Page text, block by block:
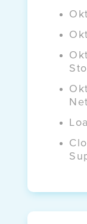
WEBINARY
bez